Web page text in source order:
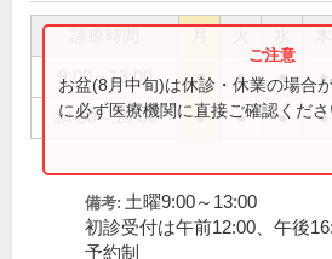
9:00～13:00 ● ● ● ●
14:00～18:00 ● ● ● ●
お盆(8月中旬)は休診・休業の場合
に必ず医療機関に直接ご確認くださ
備考: 土曜9:00～13:00
初診受付は午前12:00、午後
予約制